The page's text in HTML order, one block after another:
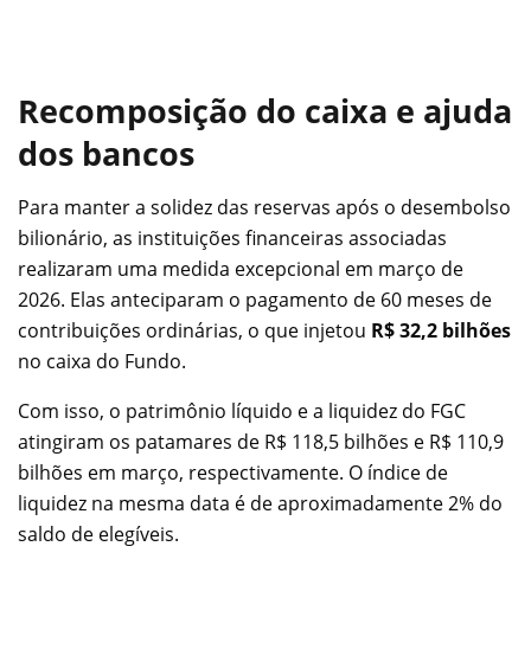
Recomposição do caixa e ajuda
dos bancos
Para manter a solidez das reservas após o desembolso
bilionário, as instituições financeiras associadas
realizaram uma medida excepcional em março de
2026. Elas anteciparam o pagamento de 60 meses de
contribuições ordinárias, o que injetou R$ 32,2 bilhões
no caixa do Fundo.
Com isso, o patrimônio líquido e a liquidez do FGC
atingiram os patamares de R$ 118,5 bilhões e R$ 110,9
bilhões em março, respectivamente. O índice de
liquidez na mesma data é de aproximadamente 2% do
saldo de elegíveis.